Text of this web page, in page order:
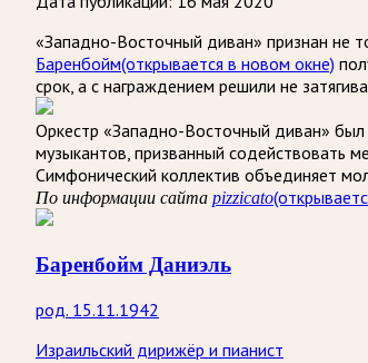
«Западно-Восточный диван» признан не
Баренбойм(открывается в новом окне)
срок, а с награждением решили не
Оркестр «Западно-Восточный диван»
музыкантов, призванный содействовать
Симфонический коллектив объединяет
По информации сайта pizzicato
Баренбойм Даниэль
род. 15.11.1942
Израильский дирижёр и пианист